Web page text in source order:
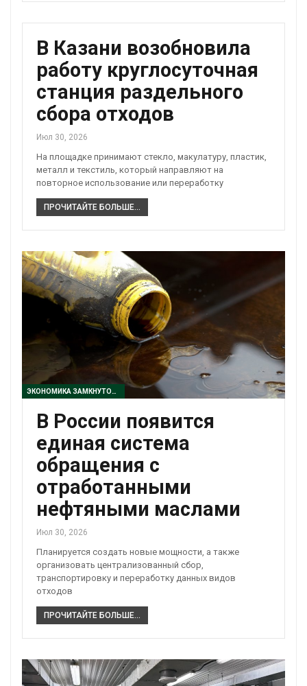
В Казани возобновила
работу круглосуточная
станция раздельного
сбора отходов
Июл 30, 2026
На площадке принимают стекло, макулатуру, пластик,
металл и текстиль, который направляют на
повторное использование или переработку
ПРОЧИТАЙТЕ БОЛЬШЕ...
ЭКОНОМИКА ЗАМКНУТОГО ЦИКЛА
В России появится
единая система
обращения с
отработанными
нефтяными маслами
Июл 30, 2026
Планируется создать новые мощности, а также
организовать централизованный сбор,
транспортировку и переработку данных видов
отходов
ПРОЧИТАЙТЕ БОЛЬШЕ...